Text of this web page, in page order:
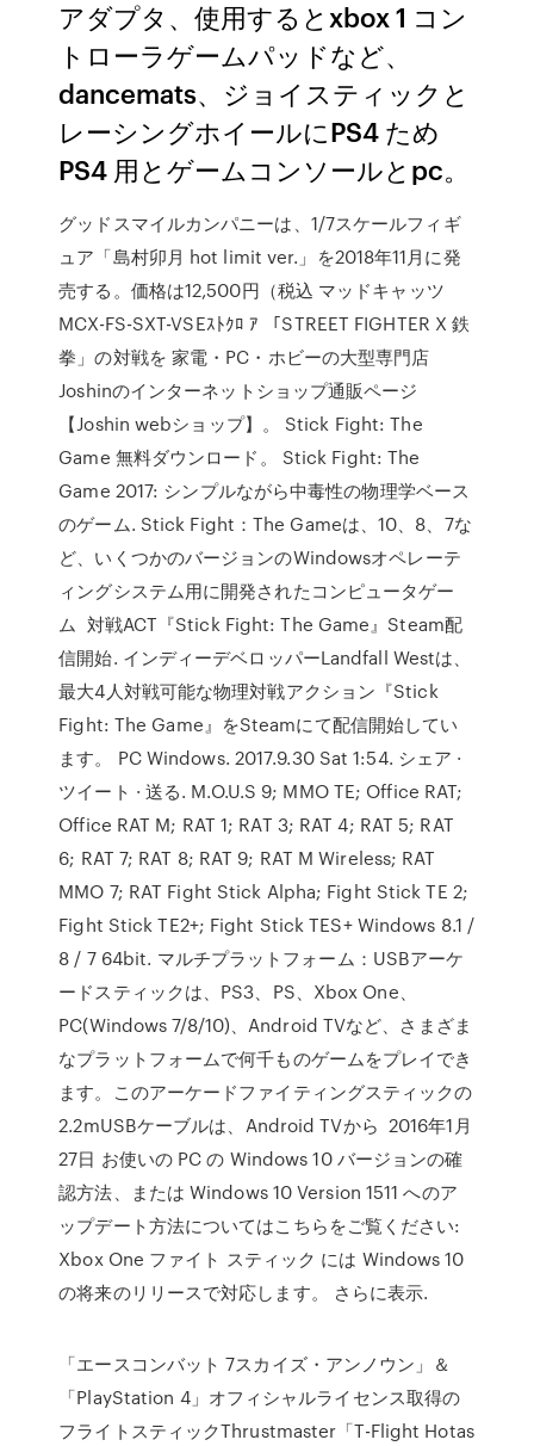
アダプタ、使用するとxbox 1 コン
トローラゲームパッドなど、
dancemats、ジョイスティックと
レーシングホイールにPS4 ため
PS4 用とゲームコンソールとpc。
グッドスマイルカンパニーは、1/7スケールフィギ
ュア「島村卯月 hot limit ver.」を2018年11月に発
売する。価格は12,500円（税込 マッドキャッツ
MCX-FS-SXT-VSEｽﾄｸﾛ ｱ 「STREET FIGHTER X 鉄
拳」の対戦を 家電・PC・ホビーの大型専門店
Joshinのインターネットショップ通販ページ
【Joshin webショップ】。 Stick Fight: The
Game 無料ダウンロード。 Stick Fight: The
Game 2017: シンプルながら中毒性の物理学ベース
のゲーム. Stick Fight：The Gameは、10、8、7な
ど、いくつかのバージョンのWindowsオペレーテ
ィングシステム用に開発されたコンピュータゲー
ム 対戦ACT『Stick Fight: The Game』Steam配
信開始. インディーデベロッパーLandfall Westは、
最大4人対戦可能な物理対戦アクション『Stick
Fight: The Game』をSteamにて配信開始してい
ます。 PC Windows. 2017.9.30 Sat 1:54. シェア ·
ツイート · 送る. M.O.U.S 9; MMO TE; Office RAT;
Office RAT M; RAT 1; RAT 3; RAT 4; RAT 5; RAT
6; RAT 7; RAT 8; RAT 9; RAT M Wireless; RAT
MMO 7; RAT Fight Stick Alpha; Fight Stick TE 2;
Fight Stick TE2+; Fight Stick TES+ Windows 8.1 /
8 / 7 64bit. マルチプラットフォーム：USBアーケ
ードスティックは、PS3、PS、Xbox One、
PC(Windows 7/8/10)、Android TVなど、さまざま
なプラットフォームで何千ものゲームをプレイでき
ます。このアーケードファイティングスティックの
2.2mUSBケーブルは、Android TVから 2016年1月
27日 お使いの PC の Windows 10 バージョンの確
認方法、または Windows 10 Version 1511 へのア
ップデート方法についてはこちらをご覧ください:
Xbox One ファイト スティック には Windows 10
の将来のリリースで対応します。 さらに表示.
「エースコンバット 7スカイズ・アンノウン」＆
「PlayStation 4」オフィシャルライセンス取得の
フライトスティックThrustmaster「T-Flight Hotas